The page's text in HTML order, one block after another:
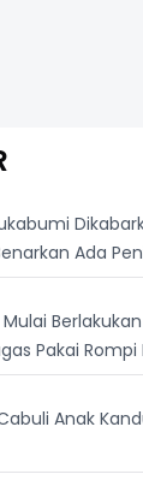
Ada
Pakai Rompi
Anak